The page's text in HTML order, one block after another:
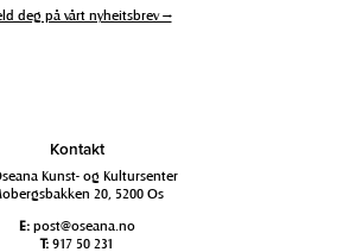
deg på vårt nyheitsbrev →
Kontakt
Kunst- og Kultursenter
20, 5200 Os
E: post@oseana.no
T: 917 50 231